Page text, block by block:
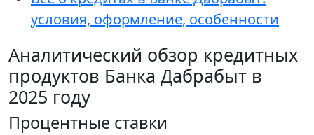
условия, оформление, особенности
Аналитический обзор кредитных
продуктов Банка Дабрабыт в
2025 году
Процентные ставки